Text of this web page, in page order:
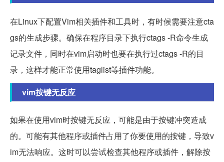
在Linux下配置Vim相关插件和工具时，有时候需要注意cta
gs的生成步骤。确保在程序目录下执行ctags -R命令生成
记录文件，同时在vim启动时也要在执行过ctags -R的目
录，这样才能正常使用taglist等插件功能。
vim按键无反应
如果在使用vim时按键无反应，可能是由于按键冲突造成
的。可能有其他程序或插件占用了你要使用的按键，导致v
im无法响应。这时可以尝试检查其他程序或插件，解除按